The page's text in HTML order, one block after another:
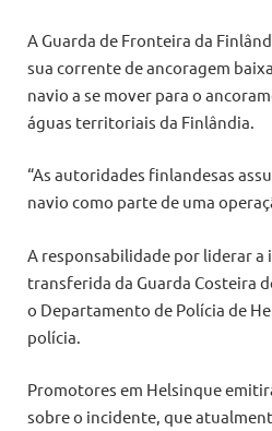
A Guarda de Fronteira da
sua corrente de ancoragem
navio a se mover para o
águas territoriais da Finlândia.
“As autoridades finlandesas
navio como parte de uma
A responsabilidade por liderar a
transferida da Guarda Costeira
o Departamento de Polícia de
polícia.
Promotores em Helsinque
sobre o incidente, que